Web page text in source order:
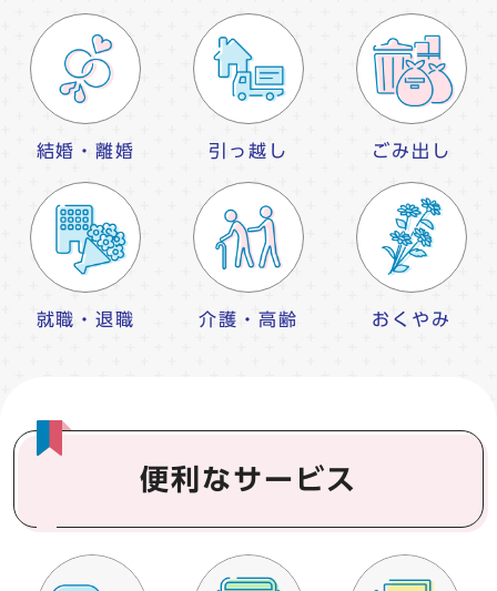
結婚・離婚 引っ越し ごみ出し
就職・退職 介護・高齢 おくやみ
便利なサービス